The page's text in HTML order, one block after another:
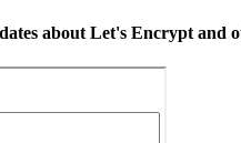
about Let's Encrypt and